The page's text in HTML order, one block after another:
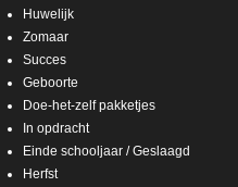
Huwelijk
Zomaar
Succes
Geboorte
Doe-het-zelf pakketjes
In opdracht
Einde schooljaar / Geslaagd
Herfst